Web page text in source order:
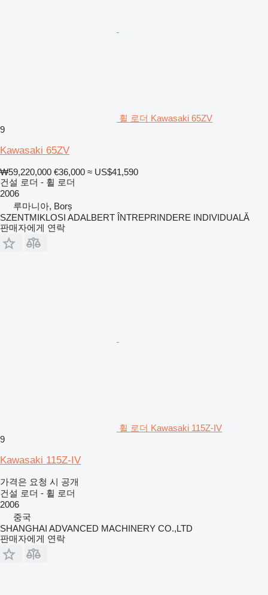
휠 로더 Kawasaki 65ZV
9
Kawasaki 65ZV
₩59,220,000 €36,000 ≈ US$41,590
건설 로더 - 휠 로더
2006
루마니아, Borș
SZENTMIKLOSI ADALBERT ÎNTREPRINDERE INDIVIDUALĂ
판매자에게 연락
휠 로더 Kawasaki 115Z-IV
9
Kawasaki 115Z-IV
가격은 요청 시 공개
건설 로더 - 휠 로더
2006
중국
SHANGHAI ADVANCED MACHINERY CO.,LTD
판매자에게 연락